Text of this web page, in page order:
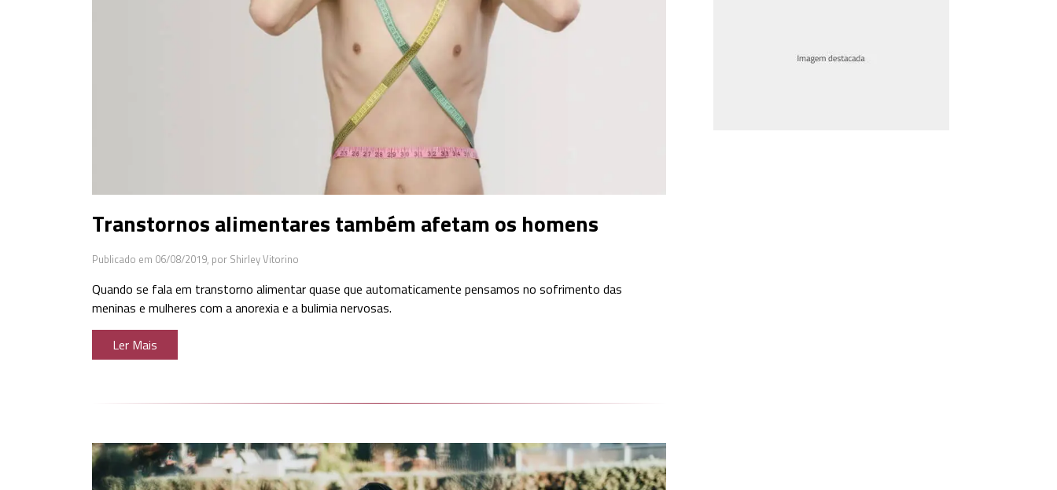
Transtornos alimentares também afetam os homens
Publicado em 06/08/2019, por Shirley Vitorino
Quando se fala em transtorno alimentar quase que automaticamente pensamos no sofrimento das
meninas e mulheres com a anorexia e a bulimia nervosas.
Ler Mais